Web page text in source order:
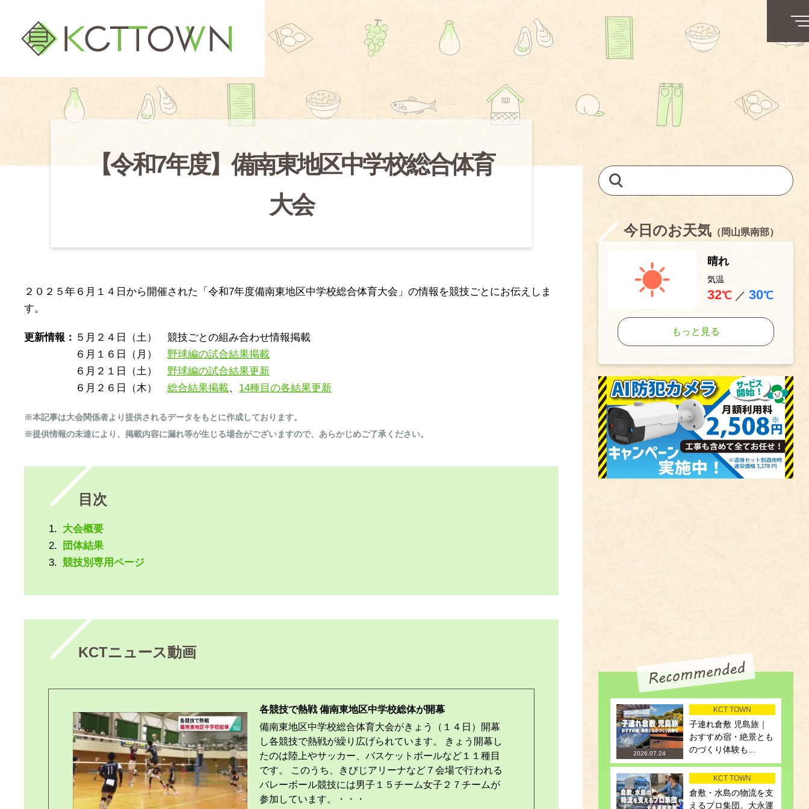
【令和7年度】備南東地区中学校総合体育
大会
２０２５年６月１４日から開催された「令和7年度備南東地区中学校総合体育大会」の情報を競技ごとにお伝えしま
す。
更新情報： ５月２４日（土） 競技ごとの組み合わせ情報掲載
６月１６日（月） 野球編の試合結果掲載
６月２１日（土） 野球編の試合結果更新
６月２６日（木） 総合結果掲載、 14種目の各結果更新
※本記事は大会関係者より提供されるデータをもとに作成しております。
※提供情報の未達により、掲載内容に漏れ等が生じる場合がございますので、あらかじめご了承ください。
目次
大会概要
団体結果
競技別専用ページ
KCTニュース動画
各競技で熱戦 備南東地区中学校総体が開幕
備南東地区中学校総合体育大会がきょう（１４日）開幕
し各競技で熱戦が繰り広げられています。 きょう開幕し
たのは陸上やサッカー、バスケットボールなど１１種目
です。 このうち、きびじアリーナなど７会場で行われる
バレーボール競技には男子１５チーム女子２７チームが
参加しています。・・・
今日のお天気 （岡山県南部）
晴れ
気温
32℃／ 30℃
もっと見る
2026.07.24
KCT TOWN
子連れ倉敷 児島旅｜
おすすめ宿・絶景とも
のづくり体験も...
KCT TOWN
倉敷・水島の物流を支
えるプロ集団。大永運